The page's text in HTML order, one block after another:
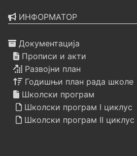
ИНФОРМАТОР
Документација
Прописи и акти
Развојни план
Годишњи план рада школе
Школски програм
Школски програм I циклус
Школски програм II циклус